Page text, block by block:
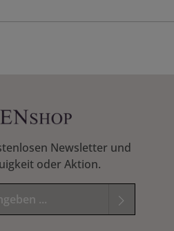
Newsletter und
oder Aktion.